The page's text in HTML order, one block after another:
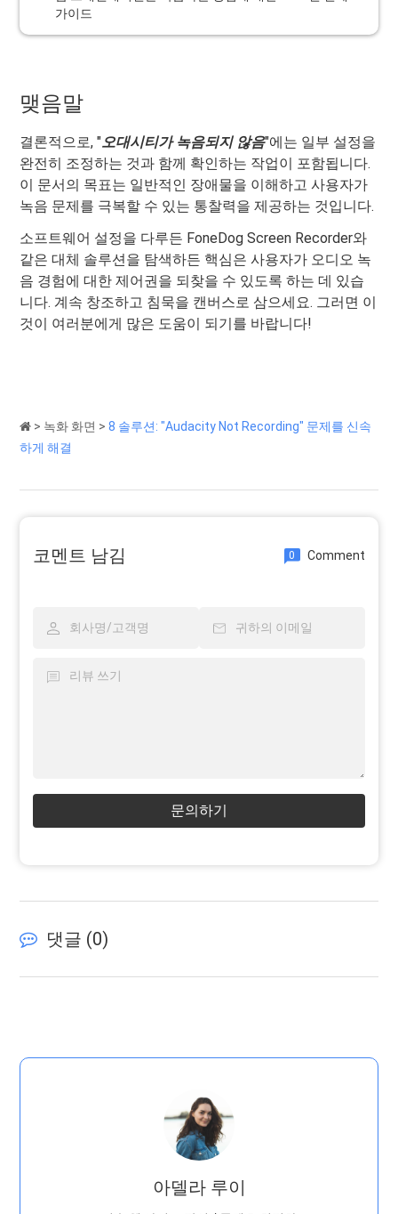
가이드
맺음말
결론적으로, "오대시티가 녹음되지 않음"에는 일부 설정을
완전히 조정하는 것과 함께 확인하는 작업이 포함됩니다.
이 문서의 목표는 일반적인 장애물을 이해하고 사용자가
녹음 문제를 극복할 수 있는 통찰력을 제공하는 것입니다.
소프트웨어 설정을 다루든 FoneDog Screen Recorder와
같은 대체 솔루션을 탐색하든 핵심은 사용자가 오디오 녹
음 경험에 대한 제어권을 되찾을 수 있도록 하는 데 있습
니다. 계속 창조하고 침묵을 캔버스로 삼으세요. 그러면 이
것이 여러분에게 많은 도움이 되기를 바랍니다!
> 녹화 화면 >8 솔루션: "Audacity Not Recording" 문제를 신속
하게 해결
코멘트 남김 0 Comment
문의하기
댓글 (0)
아델라 루이